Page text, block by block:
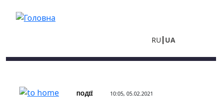
RU UA
ПОДІЇ 10:05, 05.02.2021